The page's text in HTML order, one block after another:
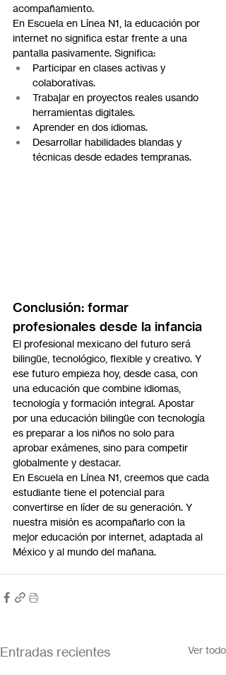
acompañamiento.
En Escuela en Línea N1, la educación por
internet no significa estar frente a una
pantalla pasivamente. Significa:
Participar en clases activas y
colaborativas.
Trabajar en proyectos reales usando
herramientas digitales.
Aprender en dos idiomas.
Desarrollar habilidades blandas y
técnicas desde edades tempranas.
Conclusión: formar
profesionales desde la infancia
El profesional mexicano del futuro será
bilingüe, tecnológico, flexible y creativo. Y
ese futuro empieza hoy, desde casa, con
una educación que combine idiomas,
tecnología y formación integral. Apostar
por una educación bilingüe con tecnología
es preparar a los niños no solo para
aprobar exámenes, sino para competir
globalmente y destacar.
En Escuela en Línea N1, creemos que cada
estudiante tiene el potencial para
convertirse en líder de su generación. Y
nuestra misión es acompañarlo con la
mejor educación por internet, adaptada al
México y al mundo del mañana.
Entradas recientes Ver todo